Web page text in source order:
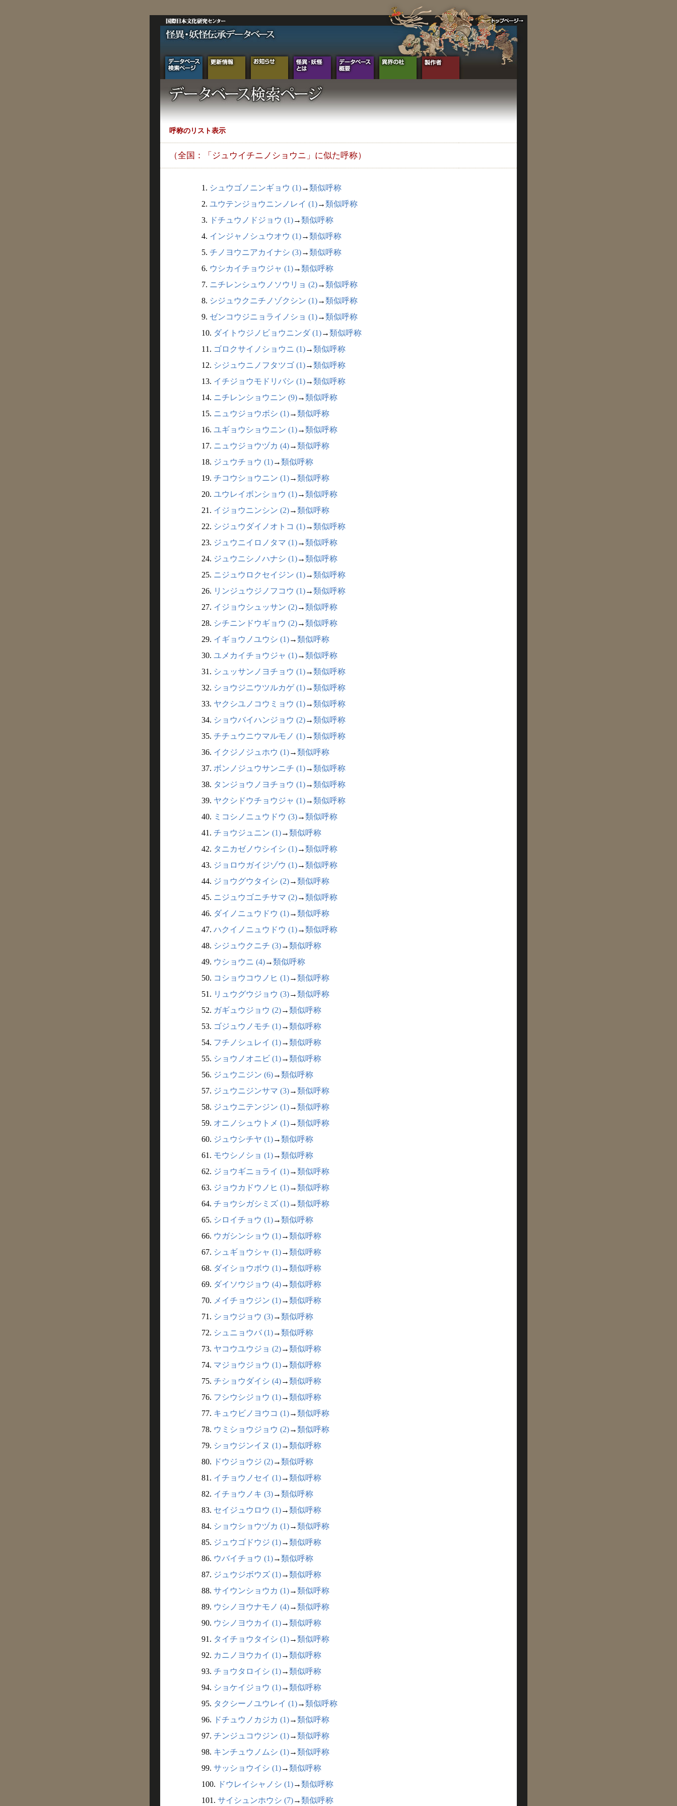
呼称のリスト表示
（全国：「ジュウイチニノショウニ」に似た呼称）
1. シュウゴノニンギョウ (1)→類似呼称
2. ユウテンジョウニンノレイ (1)→類似呼称
3. ドチュウノドジョウ (1)→類似呼称
4. インジャノシュウオウ (1)→類似呼称
5. チノヨウニアカイナシ (3)→類似呼称
6. ウシカイチョウジャ (1)→類似呼称
7. ニチレンシュウノソウリョ (2)→類似呼称
8. シジュウクニチノゾクシン (1)→類似呼称
9. ゼンコウジニョライノショ (1)→類似呼称
10. ダイトウジノビョウニンダ (1)→類似呼称
11. ゴロクサイノショウニ (1)→類似呼称
12. シジュウニノフタツゴ (1)→類似呼称
13. イチジョウモドリバシ (1)→類似呼称
14. ニチレンショウニン (9)→類似呼称
15. ニュウジョウボシ (1)→類似呼称
16. ユギョウショウニン (1)→類似呼称
17. ニュウジョウヅカ (4)→類似呼称
18. ジュウチョウ (1)→類似呼称
19. チコウショウニン (1)→類似呼称
20. ユウレイボンショウ (1)→類似呼称
21. イジョウニンシン (2)→類似呼称
22. シジュウダイノオトコ (1)→類似呼称
23. ジュウニイロノタマ (1)→類似呼称
24. ジュウニシノハナシ (1)→類似呼称
25. ニジュウロクセイジン (1)→類似呼称
26. リンジュウジノフコウ (1)→類似呼称
27. イジョウシュッサン (2)→類似呼称
28. シチニンドウギョウ (2)→類似呼称
29. イギョウノユウシ (1)→類似呼称
30. ユメカイチョウジャ (1)→類似呼称
31. シュッサンノヨチョウ (1)→類似呼称
32. ショウジニウツルカゲ (1)→類似呼称
33. ヤクシユノコウミョウ (1)→類似呼称
34. ショウバイハンジョウ (2)→類似呼称
35. チチュウニウマルモノ (1)→類似呼称
36. イクジノジュホウ (1)→類似呼称
37. ボンノジュウサンニチ (1)→類似呼称
38. タンジョウノヨチョウ (1)→類似呼称
39. ヤクシドウチョウジャ (1)→類似呼称
40. ミコシノニュウドウ (3)→類似呼称
41. チョウジュニン (1)→類似呼称
42. タニカゼノウシイシ (1)→類似呼称
43. ジョロウガイジゾウ (1)→類似呼称
44. ジョウグウタイシ (2)→類似呼称
45. ニジュウゴニチサマ (2)→類似呼称
46. ダイノニュウドウ (1)→類似呼称
47. ハクイノニュウドウ (1)→類似呼称
48. シジュウクニチ (3)→類似呼称
49. ウショウニ (4)→類似呼称
50. コショウコウノヒ (1)→類似呼称
51. リュウグウジョウ (3)→類似呼称
52. ガギュウジョウ (2)→類似呼称
53. ゴジュウノモチ (1)→類似呼称
54. フチノシュレイ (1)→類似呼称
55. ショウノオニビ (1)→類似呼称
56. ジュウニジン (6)→類似呼称
57. ジュウニジンサマ (3)→類似呼称
58. ジュウニテンジン (1)→類似呼称
59. オニノシュウトメ (1)→類似呼称
60. ジュウシチヤ (1)→類似呼称
61. モウシノショ (1)→類似呼称
62. ジョウギニョライ (1)→類似呼称
63. ジョウカドウノヒ (1)→類似呼称
64. チョウシガシミズ (1)→類似呼称
65. シロイチョウ (1)→類似呼称
66. ウガシンショウ (1)→類似呼称
67. シュギョウシャ (1)→類似呼称
68. ダイショウボウ (1)→類似呼称
69. ダイソウジョウ (4)→類似呼称
70. メイチョウジン (1)→類似呼称
71. ショウジョウ (3)→類似呼称
72. シュニョウバ (1)→類似呼称
73. ヤコウユウジョ (2)→類似呼称
74. マジョウジョウ (1)→類似呼称
75. チショウダイシ (4)→類似呼称
76. フシウシジョウ (1)→類似呼称
77. キュウビノヨウコ (1)→類似呼称
78. ウミショウジョウ (2)→類似呼称
79. ショウジンイヌ (1)→類似呼称
80. ドウジョウジ (2)→類似呼称
81. イチョウノセイ (1)→類似呼称
82. イチョウノキ (3)→類似呼称
83. セイジュウロウ (1)→類似呼称
84. ショウショウヅカ (1)→類似呼称
85. ジュウゴドウジ (1)→類似呼称
86. ウバイチョウ (1)→類似呼称
87. ジュウジボウズ (1)→類似呼称
88. サイウンショウカ (1)→類似呼称
89. ウシノヨウナモノ (4)→類似呼称
90. ウシノヨウカイ (1)→類似呼称
91. タイチョウタイシ (1)→類似呼称
92. カニノヨウカイ (1)→類似呼称
93. チョウタロイシ (1)→類似呼称
94. ショケイジョウ (1)→類似呼称
95. タクシーノユウレイ (1)→類似呼称
96. ドチュウノカジカ (1)→類似呼称
97. チンジュコウジン (1)→類似呼称
98. キンチュウノムシ (1)→類似呼称
99. サッショウイシ (1)→類似呼称
100. ドウレイシャノシ (1)→類似呼称
101. サイシュンホウシ (7)→類似呼称